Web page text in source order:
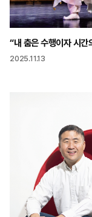
2025.11.13